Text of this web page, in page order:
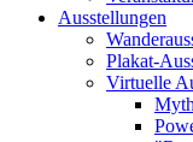
Ausstellungen
Plakat-
Virtuelle